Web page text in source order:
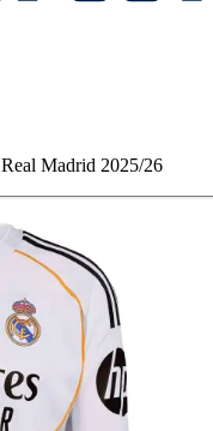
Madrid 2025/26